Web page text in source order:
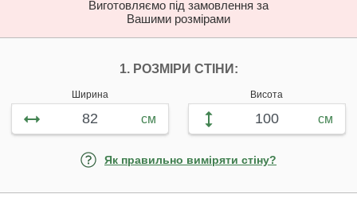
Виготовляємо під замовлення за
Вашими розмірами
1. РОЗМІРИ СТІНИ:
Ширина
см
Висота
см
Як правильно виміряти стіну?